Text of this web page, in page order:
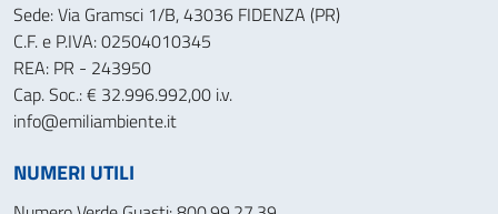
Sede: Via Gramsci 1/B, 43036 FIDENZA (PR)
C.F. e P.IVA: 02504010345
REA: PR - 243950
Cap. Soc.: € 32.996.992,00 i.v.
info@emiliambiente.it
NUMERI UTILI